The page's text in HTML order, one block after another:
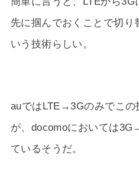
先に掴んでおくことで切り
いう技術らしい。
auではLTE→3Gのみでこの
が、docomoにおいては
ているそうだ。